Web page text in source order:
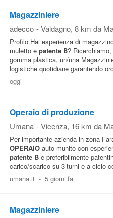
Elenco
professioni
Blog
Pubblica
Offerte
Area
Aziende
Magazziniere
adecco - Valdagno, 8 km da
Profilo Hai esperienza di
muletto e patente B?
gomma plastica, un/una
logistiche quotidiane garantendo
oggi
Operaio di produzione
Umana - Vicenza, 16 km da
Per importante azienda in zona
OPERAIO auto munito con
patente B e preferibilmente
carico/scarico su 3 turni e a ciclo
umana.it - 5 giorni fa
Magazziniere